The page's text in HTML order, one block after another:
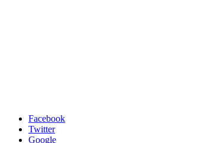
Facebook
Twitter
Google